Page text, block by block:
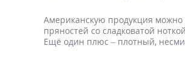
Американскую продукция
пряностей со сладковатой
Ещё один плюс – плотный,